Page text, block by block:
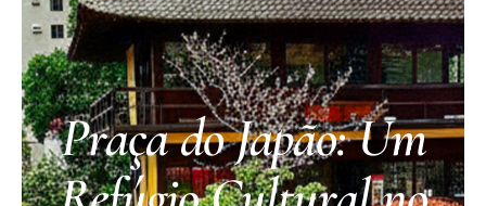
Praça do Japão: Um